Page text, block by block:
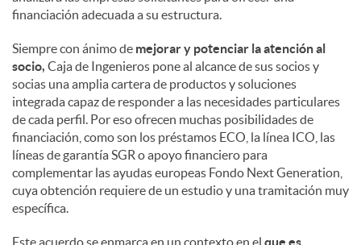
financiación adecuada a su estructura.
Siempre con ánimo de mejorar y potenciar la atención al
socio, Caja de Ingenieros pone al alcance de sus socios y
socias una amplia cartera de productos y soluciones
integrada capaz de responder a las necesidades particulares
de cada perfil. Por eso ofrecen muchas posibilidades de
financiación, como son los préstamos ECO, la línea ICO, las
líneas de garantía SGR o apoyo financiero para
complementar las ayudas europeas Fondo Next Generation,
cuya obtención requiere de un estudio y una tramitación muy
específica.
Este acuerdo se enmarca en un contexto en el que es